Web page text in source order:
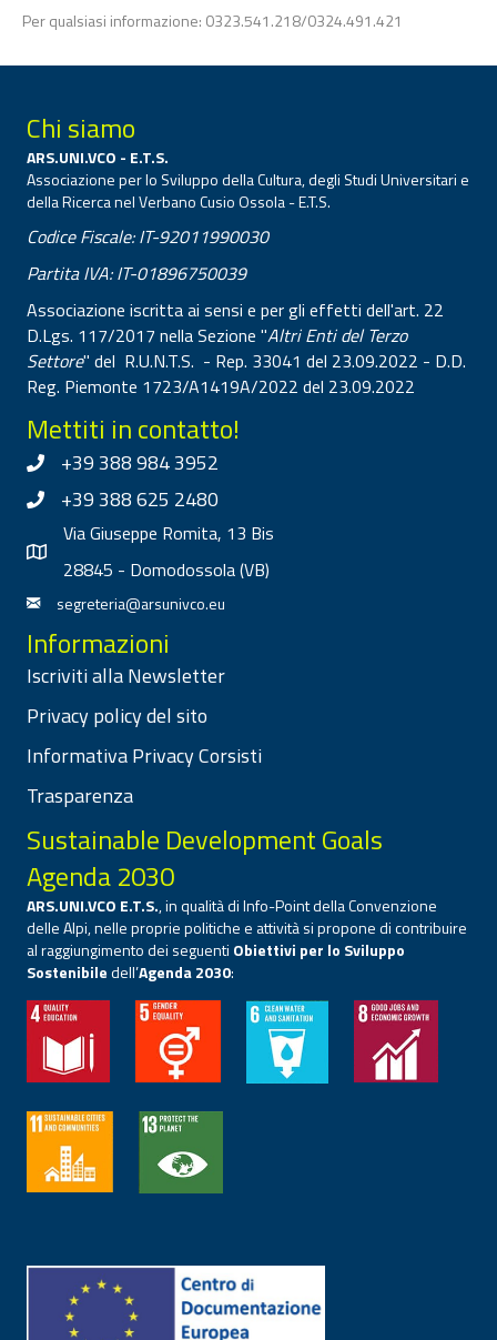
Per qualsiasi informazione: 0323.541.218/0324.491.421
Chi siamo
ARS.UNI.VCO - E.T.S.
Associazione per lo Sviluppo della Cultura, degli Studi Universitari e
della Ricerca nel Verbano Cusio Ossola - E.T.S.
Codice Fiscale: IT-92011990030
Partita IVA: IT-01896750039
Associazione iscritta ai sensi e per gli effetti dell'art. 22
D.Lgs. 117/2017 nella Sezione "Altri Enti del Terzo
Settore" del R.U.N.T.S. - Rep. 33041 del 23.09.2022 - D.D.
Reg. Piemonte 1723/A1419A/2022 del 23.09.2022
Mettiti in contatto!
+39 388 984 3952
+39 388 625 2480
Via Giuseppe Romita, 13 Bis
28845 - Domodossola (VB)
segreteria@arsunivco.eu
Informazioni
Iscriviti alla Newsletter
Privacy policy del sito
Informativa Privacy Corsisti
Trasparenza
Sustainable Development Goals
Agenda 2030
ARS.UNI.VCO E.T.S., in qualità di Info-Point della Convenzione
delle Alpi, nelle proprie politiche e attività si propone di contribuire
al raggiungimento dei seguenti Obiettivi per lo Sviluppo
Sostenibiledell’Agenda 2030: